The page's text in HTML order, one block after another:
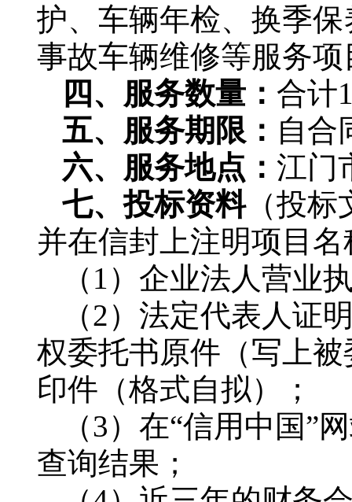
护、车辆年检、换季
事故车辆维修等服务项
四、服务数量： 合计
五、服务期限： 自合
六、服务地点： 江门
七、投标资料（投标
并在信封上注明项目
（1）企业法人营业
（2）法定代表人证
权委托书原件（写上
印件（格式自拟）；
（3）在“信用中国”
查询结果；